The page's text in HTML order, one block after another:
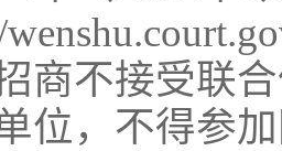
商不接受联
位，不得参